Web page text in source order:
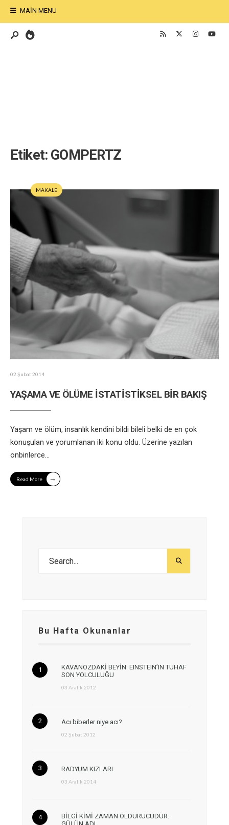
MAIN MENU
Etiket: GOMPERTZ
MAKALE
02 Şubat 2014
YAŞAMA VE ÖLÜME İSTATİSTİKSEL BİR BAKIŞ
Yaşam ve ölüm, insanlık kendini bildi bileli belki de en çok
konuşulan ve yorumlanan iki konu oldu. Üzerine yazılan
onbinlerce...
Read More →
Bu Hafta Okunanlar
KAVANOZDAKİ BEYİN: EINSTEIN’IN TUHAF
SON YOLCULUĞU
03 Aralık 2012
Acı biberler niye acı?
02 Şubat 2012
RADYUM KIZLARI
03 Aralık 2014
BİLGİ KİMİ ZAMAN ÖLDÜRÜCÜDÜR: